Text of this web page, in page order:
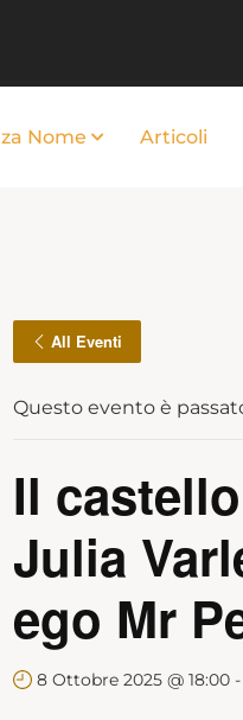
Nome Articoli
All Eventi
Questo evento è
Il
Julia
ego Mr
8 Ottobre 2025 @ 18:00